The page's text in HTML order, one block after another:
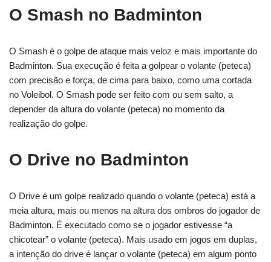
O Smash no Badminton
O Smash é o golpe de ataque mais veloz e mais importante do
Badminton. Sua execução é feita a golpear o volante (peteca)
com precisão e força, de cima para baixo, como uma cortada
no Voleibol. O Smash pode ser feito com ou sem salto, a
depender da altura do volante (peteca) no momento da
realização do golpe.
O Drive no Badminton
O Drive é um golpe realizado quando o volante (peteca) está a
meia altura, mais ou menos na altura dos ombros do jogador de
Badminton. É executado como se o jogador estivesse “a
chicotear” o volante (peteca). Mais usado em jogos em duplas,
a intenção do drive é lançar o volante (peteca) em algum ponto